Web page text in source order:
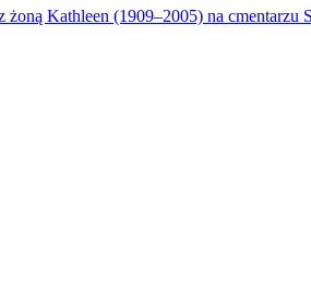
Kathleen (1909–2005) na